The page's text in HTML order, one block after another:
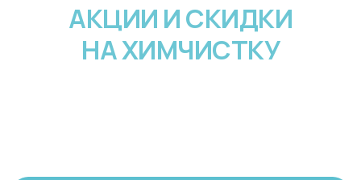
АКЦИИ И СКИДКИ
НА ХИМЧИСТКУ